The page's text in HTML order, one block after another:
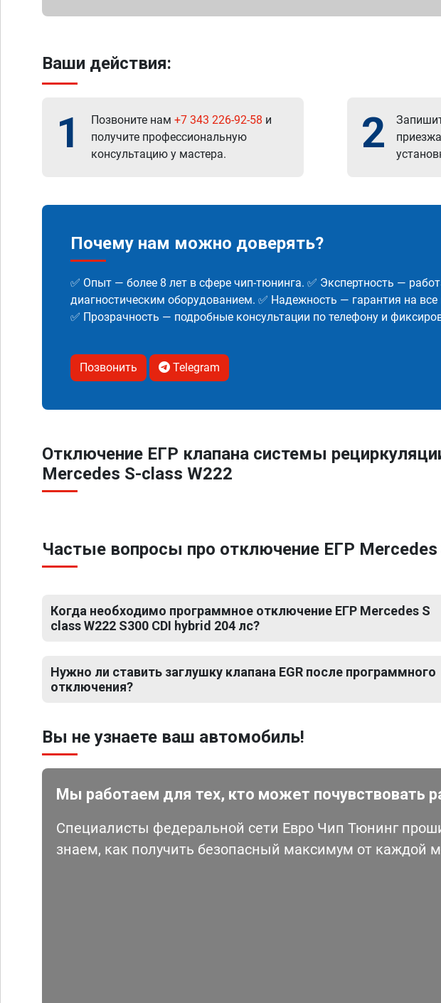
Ваши действия:
1 Позвоните нам +7 343 226-92-58 и
получите профессиональную
консультацию у мастера.
2
Почему нам можно доверять?
✅ Опыт — более 8 лет в сфере чип-тюнинга. ✅ Экспертность —
диагностическим оборудованием. ✅ Надежность — гарантия на
✅ Прозрачность — подробные консультации по телефону и
Позвонить Telegram
Отключение ЕГР клапана системы
Mercedes S-class W222
Частые вопросы про отключение ЕГР Mercedes
Когда необходимо программное отключение ЕГР Mercedes S
class W222 S300 CDI hybrid 204 лс?
Нужно ли ставить заглушку клапана EGR после программного
отключения?
Вы не узнаете ваш автомобиль!
Мы работаем для тех, кто может почувствовать
Специалисты федеральной сети Евро Чип Тюнинг
знаем, как получить безопасный максимум от каждой